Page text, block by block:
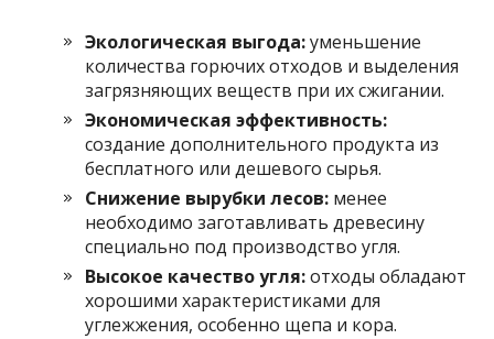
Экологическая выгода:уменьшение
количества горючих отходов и выделения
загрязняющих веществ при их сжигании.
Экономическая эффективность:
создание дополнительного продукта из
бесплатного или дешевого сырья.
Снижение вырубки лесов: менее
необходимо заготавливать древесину
специально под производство угля.
Высокое качество угля:отходы обладают
хорошими характеристиками для
углежжения, особенно щепа и кора.